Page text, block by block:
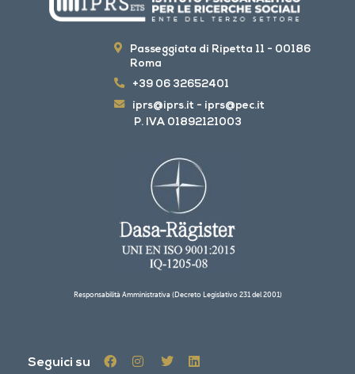
Passeggiata di Ripetta 11 - 00186
Roma
+39 06 32652401
iprs@iprs.it - iprs@pec.it
P. IVA 01892121003
Responsabilità Amministrativa (Decreto Legislativo 231 del 2001)
Seguici su